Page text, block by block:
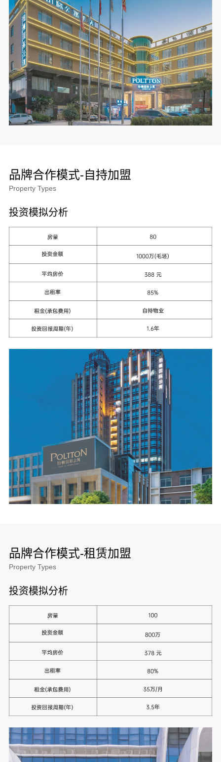
品牌合作模式-自持加盟
Property Types
投资模拟分析
品牌合作模式-租赁加盟
Property Types
投资模拟分析